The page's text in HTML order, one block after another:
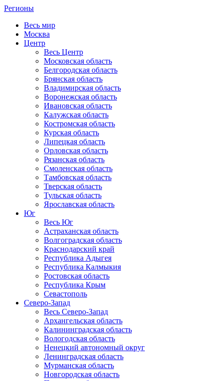
Регионы
Весь мир
Москва
Центр
Весь Центр
Московская область
Белгородская область
Брянская область
Владимирская область
Воронежская область
Ивановская область
Калужская область
Костромская область
Курская область
Липецкая область
Орловская область
Рязанская область
Смоленская область
Тамбовская область
Тверская область
Тульская область
Ярославская область
Юг
Весь Юг
Астраханская область
Волгоградская область
Краснодарский край
Республика Адыгея
Республика Калмыкия
Ростовская область
Республика Крым
Севастополь
Северо-Запад
Весь Северо-Запад
Архангельская область
Калининградская область
Вологодская область
Ненецкий автономный округ
Ленинградская область
Мурманская область
Новгородская область